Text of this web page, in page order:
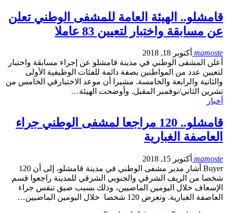
قامشلو.. الهيئة العامة للمشفى الوطني تعلن
عن مسابقة واختبار لتعيين 83 عاملا
mamoste أكتوبر 18, 2018
أعلن المشفى الوطني في مدينة قامشلو عن إجراء مسابقة واختبار
لتعيين عدد من المواطنين بصفة دائمة للفئات الوظيفية الأولى
والثانية والرابعة والخامسة. مشيرا أن موعد الاختبارفي الخامس من
تشرين الثاني/نوفمبر المقبل. وأوضحت الهيئة…
أخبار
قامشلو.. 120 مراجعا لمشفى الوطني جراء
العاصفة الغبارية
mamoste أكتوبر 15, 2018
Buyer أشار مدير مشفى الوطني في مدينة قامشلو، إلى أن 120
شخصا من الريف الشرقي والجنوبي الشرقي للمدينة راجعوا قسم
الإسعاف خلال اليومين الماضيين، وذلك بسبب ضيق تنفس جراء
العاصفة الغبارية. وتعرض 120 شخصا خلال اليومين الماضيين…